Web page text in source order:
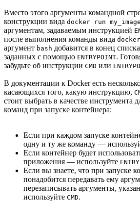
Вместо этого аргументы командной
конструкции вида docker run
аргументам, задаваемым инструкцией
после выполнения команды вида
аргумент bash добавится в конец
заданных с помощью ENTRYPOINT.
забудьте об инструкции CMD или
В документации к Docker есть
касающихся того, какую инструкцию,
стоит выбрать в качестве инструмента
команд при запуске контейнера:
Если при каждом запуске
одну и ту же команду —
Если контейнер будет
приложения — используйте
Если вы знаете, что при запуске
понадобится передавать ему
перезаписывать аргументы,
используйте CMD.